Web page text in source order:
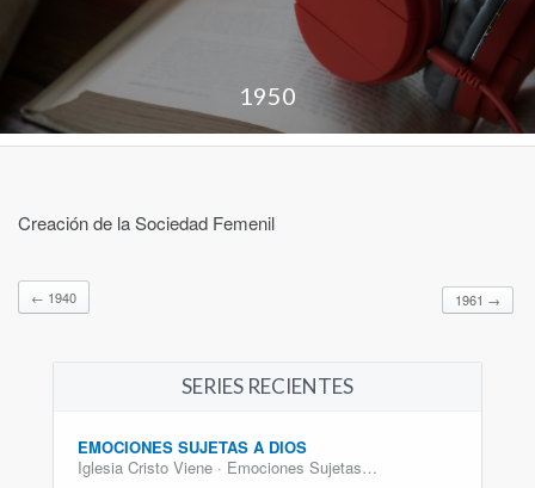
1950
Creación de la Sociedad Femenil
← 1940 1961 →
SERIES RECIENTES
EMOCIONES SUJETAS A DIOS
Iglesia Cristo Viene · Emociones Sujetas…